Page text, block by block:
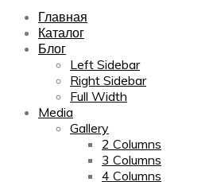
Главная
Каталог
Блог
Left Sidebar
Right Sidebar
Full Width
Media
Gallery
2 Columns
3 Columns
4 Columns